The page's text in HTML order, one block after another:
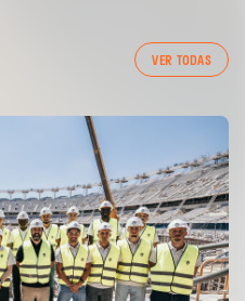
VER TODAS